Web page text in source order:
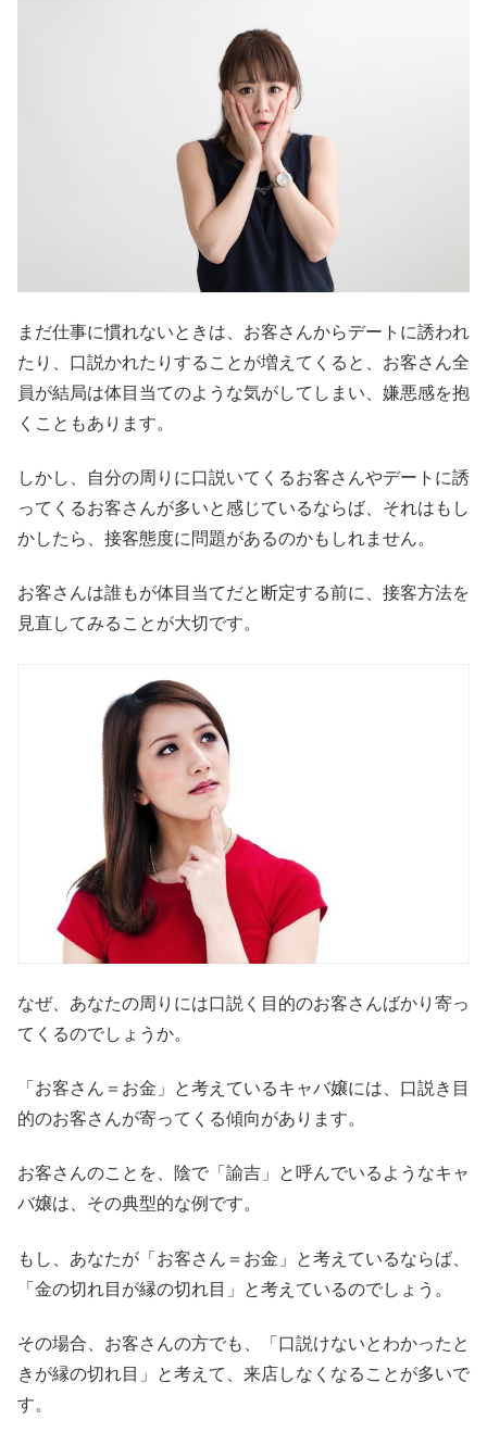
まだ仕事に慣れないときは、お客さんからデートに誘われ
たり、口説かれたりすることが増えてくると、お客さん全
員が結局は体目当てのような気がしてしまい、嫌悪感を抱
くこともあります。
しかし、自分の周りに口説いてくるお客さんやデートに誘
ってくるお客さんが多いと感じているならば、それはもし
かしたら、接客態度に問題があるのかもしれません。
お客さんは誰もが体目当てだと断定する前に、接客方法を
見直してみることが大切です。
なぜ、あなたの周りには口説く目的のお客さんばかり寄っ
てくるのでしょうか。
「お客さん＝お金」と考えているキャバ嬢には、口説き目
的のお客さんが寄ってくる傾向があります。
お客さんのことを、陰で「諭吉」と呼んでいるようなキャ
バ嬢は、その典型的な例です。
もし、あなたが「お客さん＝お金」と考えているならば、
「金の切れ目が縁の切れ目」と考えているのでしょう。
その場合、お客さんの方でも、「口説けないとわかったと
きが縁の切れ目」と考えて、来店しなくなることが多いで
す。